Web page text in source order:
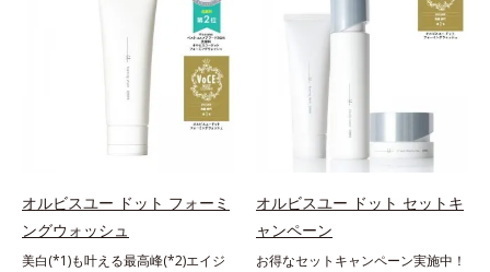
角層の範囲内における自社従来品処
方との比較*6 ドクダミエキス、シ
クロヘキサンジカルボン酸ビスエト
キシジグリコール（保湿）＜使用量
目安＞パール1粒程度＜ご使用ステ
ップ＞洗顔料 ⇒ 化粧水 ⇒ ザ リン
クルセラム ⇒ 保湿液＜1商品あたり
180回（3ヵ月程度）各商品の詳し
い情報は商品ページをご覧くださ
い。・BEAUTY夏祭りは、こちら
肌*5 ターンオーバーを促進して、
メラニンの塊を微細化すること*6
品の詳しい情報は商品ページをご覧
ください。・BEAUTY夏祭りは、こ
ことの根本原因に着目。加齢ととも
に現れる年齢サインについて研究を
進めたところ、弾力感のない状態で
ある「ハリのなさ」や、くすみ(*6)
などが現れている状態である「透明
感のなさ」が、大人の肌印象に大き
シリーズは美容成分(*7)として
「G.D.F.アクティベーター(*8)」を
配合。そして、従来から配合してい
る美白(*1)有効成分「トラネキサム
本原因に着目。加齢とともに現れる
年齢サインについて研究を進めたと
リのなさ」や、くすみ(*7)などが現
れている状態である「透明感のな
さ」が、大人の肌印象に大きな影響
を与えていることがわかりました。
そこでオルビスユー ドットシリー
ズは美容成分(*8)として「G.D.F.ア
クティベーター(*9)」を配合。そし
て、従来から配合している美白(*1)
有効成分「トラネキサム酸」を配合
オルビスユー ドット フォーミ
ングウォッシュ
美白(*1)も叶える最高峰(*2)エイジ
オルビスユー ドット セットキ
ャンペーン
お得なセットキャンペーン実施中！